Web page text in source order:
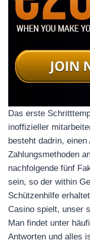
อุปกรณ์เพื่อความบันเทิ
อุปกรณ์เพื่อความบันเทิ
ลำโพง
โทรทัศน์
Das erste
inoffizieller
besteht dadrin,
Zahlungsmethoden
nachfolgende fünf
sein, so der within
Schützenhilfe
Casino spielt, unser
Man findet unter
Antworten und alles